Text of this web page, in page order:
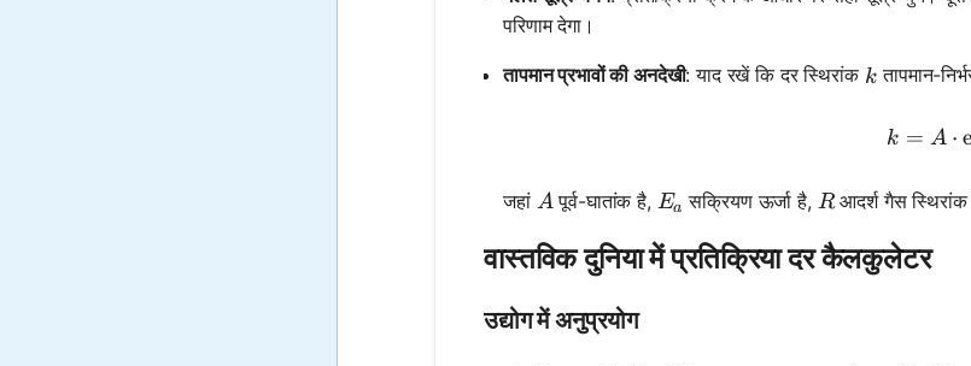
परिणाम देगा।
तापमान प्रभावों की अनदेखी: याद रखें कि दर स्थिरांक k
k तापमान-
k = A ⋅
जहां A
A पूर्व-घातांक है, E_a
Ea सक्रियण ऊर्जा है, R
Rआदर्श गैस
वास्तविक दुनिया में प्रतिक्रिया दर कैलकुलेटर
उद्योग में अनुप्रयोग